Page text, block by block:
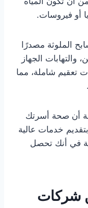
أو فيروسات.
الملوثة مصدرًا
والتهابات الجهاز
تعقيم شاملة، مما
أن صحة أسرتك
خدمات عالية
في أنك تحصل
شركات